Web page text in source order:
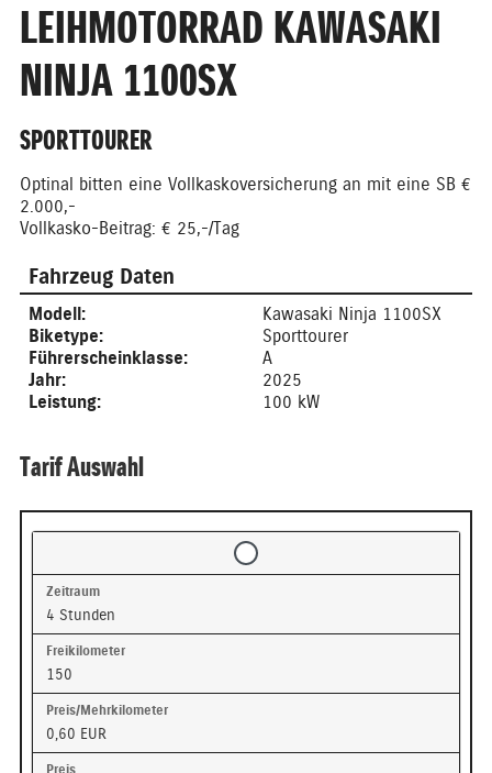
LEIHMOTORRAD KAWASAKI
NINJA 1100SX
SPORTTOURER
Optinal bitten eine Vollkaskoversicherung an mit eine SB €
2.000,-
Vollkasko-Beitrag: € 25,-/Tag
Fahrzeug Daten
Modell:
Kawasaki Ninja 1100SX
Biketype:
Sporttourer
Führerscheinklasse:
A
Jahr:
2025
Leistung:
100 kW
Tarif Auswahl
4 Stunden
150
0,60 EUR